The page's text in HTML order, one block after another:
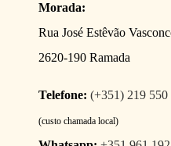
Morada:
Rua José Estêvão
2620-190 Ramada
Telefone: (+351) 219 550
(custo chamada local)